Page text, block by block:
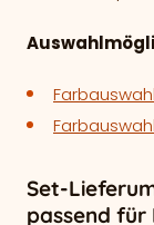
Set-
passend für